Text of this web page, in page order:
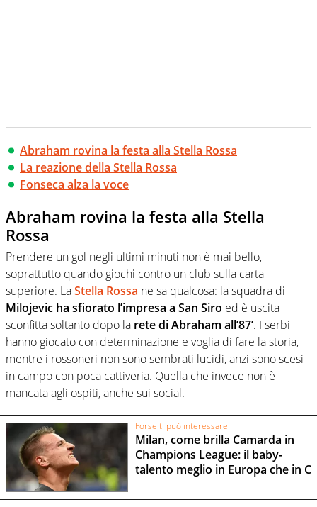
Abraham rovina la festa alla Stella Rossa
La reazione della Stella Rossa
Fonseca alza la voce
Abraham rovina la festa alla Stella
Rossa
Prendere un gol negli ultimi minuti non è mai bello,
soprattutto quando giochi contro un club sulla carta
superiore. LaStella Rossa ne sa qualcosa: la squadra di
Milojevic ha sfiorato l’impresa a San Siro ed è uscita
sconfitta soltanto dopo la rete di Abraham all’87’. I serbi
hanno giocato con determinazione e voglia di fare la storia,
mentre i rossoneri non sono sembrati lucidi, anzi sono scesi
in campo con poca cattiveria. Quella che invece non è
mancata agli ospiti, anche sui social.
Forse ti può interessare
Milan, come brilla Camarda in
Champions League: il baby-
talento meglio in Europa che in C